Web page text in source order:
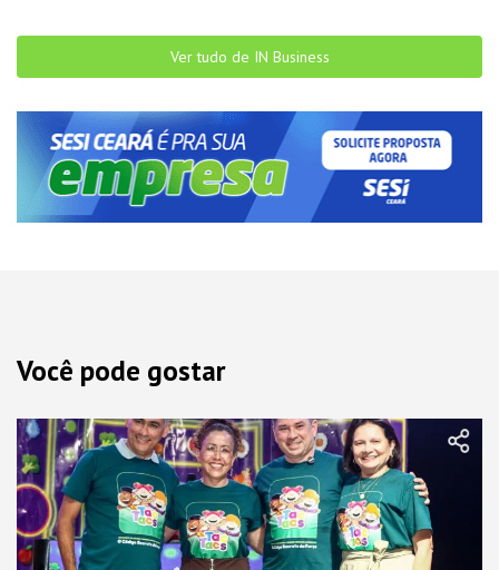
Ver tudo de IN Business
Você pode gostar